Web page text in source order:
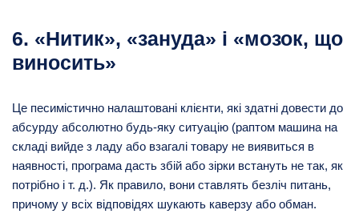
6. «Нитик», «зануда» і «мозок, що
виносить»
Це песимістично налаштовані клієнти, які здатні довести до
абсурду абсолютно будь-яку ситуацію (раптом машина на
складі вийде з ладу або взагалі товару не виявиться в
наявності, програма дасть збій або зірки встануть не так, як
потрібно і т. д.). Як правило, вони ставлять безліч питань,
причому у всіх відповідях шукають каверзу або обман.